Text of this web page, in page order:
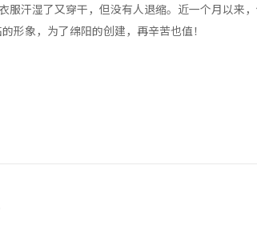
服汗湿了又穿干，但没有人退缩。近一个月以来
形象，为了绵阳的创建，再辛苦也值！